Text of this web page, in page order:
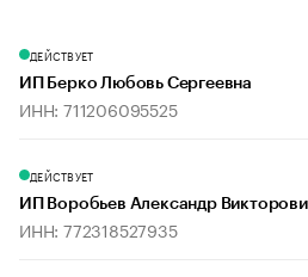
ДЕЙСТВУЕТ
ИП Берко Любовь Сергеевна
ИНН: 711206095525
ДЕЙСТВУЕТ
ИП Воробьев Александр
ИНН: 772318527935